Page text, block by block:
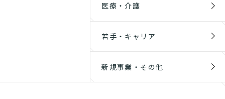
医療・介護
若手・キャリア
新規事業・その他